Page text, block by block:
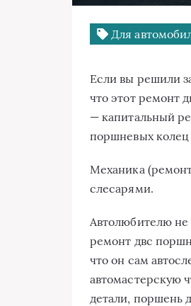
Для
Если вы решили
что этот ремонт
— капитальный
поршневых колец
Механика
слесарями.
Автолюбителю не
ремонт двс
что он сам
автомастерскую
детали, поршень